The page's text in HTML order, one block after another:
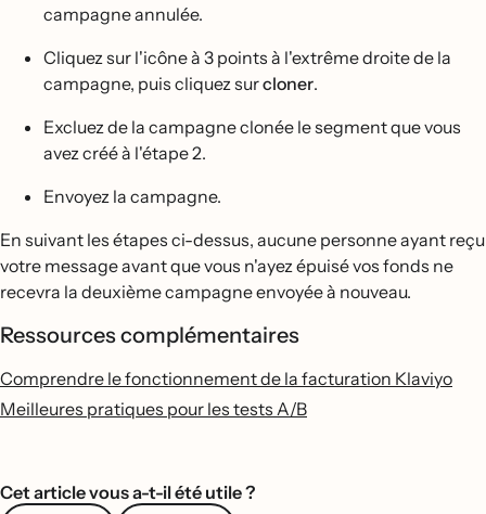
campagne annulée.
Cliquez sur l'icône à 3 points à l'extrême droite de la
campagne, puis cliquez surcloner.
Excluez de la campagne clonée le segment que vous
avez créé à l'étape 2.
Envoyez la campagne.
En suivant les étapes ci-dessus, aucune personne ayant reçu
votre message avant que vous n'ayez épuisé vos fonds ne
recevra la deuxième campagne envoyée à nouveau.
Ressources complémentaires
Comprendre le fonctionnement de la facturation Klaviyo
Meilleures pratiques pour les tests A/B
Cet article vous a-t-il été utile ?